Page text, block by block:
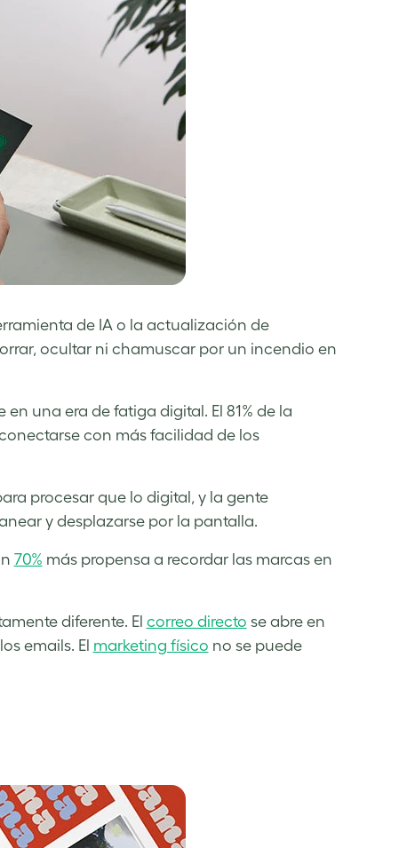
de IA o la actualización de
ocultar ni chamuscar por un incendio en
en una era de fatiga digital. El 81% de la
con más facilidad de los
procesar que lo digital, y la gente
y desplazarse por la pantalla.
70% más propensa a recordar las marcas en
diferente. El correo directo se abre en
emails. El marketing físico no se puede